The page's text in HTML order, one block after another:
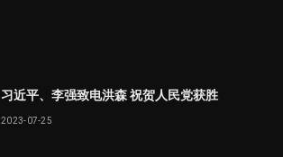
习近平、李强致电洪森 祝贺人民党获胜
2023-07-25